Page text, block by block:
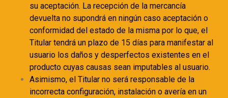
su aceptación. La recepción de la mercancía
devuelta no supondrá en ningún caso aceptación o
conformidad del estado de la misma por lo que, el
Titular tendrá un plazo de 15 días para manifestar al
usuario los daños y desperfectos existentes en el
producto cuyas causas sean imputables al usuario.
Asimismo, el Titular no será responsable de la
incorrecta configuración, instalación o avería en un